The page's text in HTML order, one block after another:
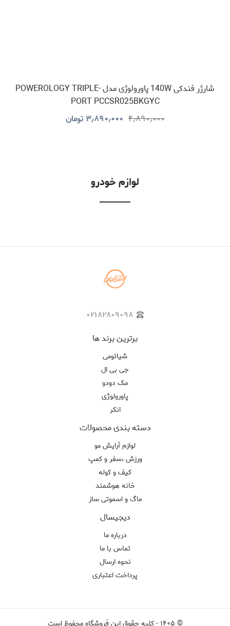
شارژر فندکی 140W پاورولوژی مدل POWEROLOGY TRIPLE-
PORT PCCSR025BKGYC
۴٫۸۹۰٫۰۰۰ ۳٫۸۹۰٫۰۰۰ تومان
لوازم خودرو
۰۲۱۸۲۸۰۹۰۹۸
برترین برند ها
شیائومی
جی بی ال
مک دودو
پاورولوژی
انکر
دسته بندی محصولات
لوازم آرایش مو
ورزش ،سفر و کمپ
کیف و کوله
خانه هوشمند
ماگ و اسموتی ساز
دیجیسال
درباره ما
تماس با ما
نحوه ارسال
پرداخت اعتباری